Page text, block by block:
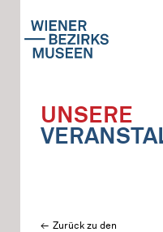
UNSERE
Zurück zu den